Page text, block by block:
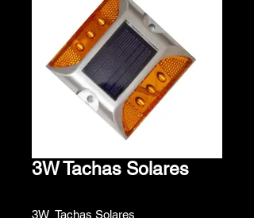
3W Tachas Solares
3W Tachas Solares